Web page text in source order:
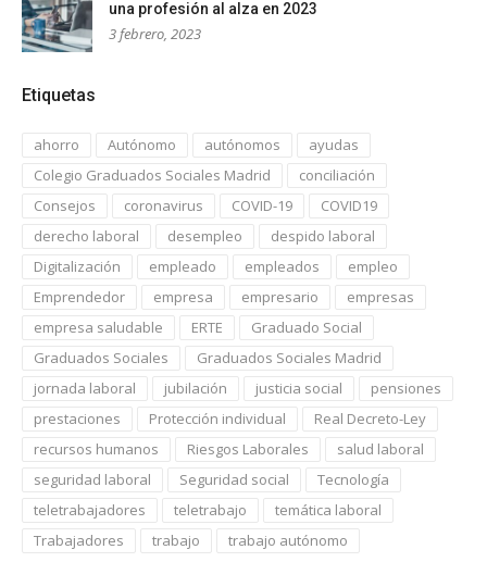
una profesión al alza en 2023
3 febrero, 2023
Etiquetas
ahorro Autónomo autónomos
ayudas
Colegio Graduados Sociales Madrid
conciliación
Consejos
coronavirus COVID-19
COVID19
derecho laboral
desempleo
despido laboral
Digitalización
empleado empleados
empleo
Emprendedor
empresa empresario
empresas
empresa saludable
ERTE
Graduado Social
Graduados Sociales
Graduados Sociales Madrid
jornada laboral
jubilación justicia social
pensiones
prestaciones
Protección individual
Real Decreto-Ley
recursos humanos
Riesgos Laborales
salud laboral
seguridad laboral
Seguridad social
Tecnología
teletrabajadores
teletrabajo
temática laboral
Trabajadores
trabajo trabajo autónomo